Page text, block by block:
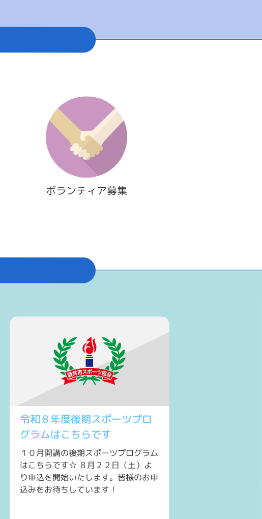
ボランティア募集
令和８年度後期スポーツプロ
グラムはこちらです
１０月開講の後期スポーツプログラム
はこちらです☆ ８月２２日（土）よ
り申込を開始いたします。皆様のお申
込みをお待ちしています！